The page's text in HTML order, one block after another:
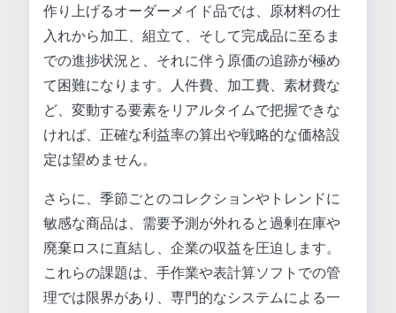
作り上げるオーダーメイド品では、原材料の仕
入れから加工、組立て、そして完成品に至るま
での進捗状況と、それに伴う原価の追跡が極め
て困難になります。人件費、加工費、素材費な
ど、変動する要素をリアルタイムで把握できな
ければ、正確な利益率の算出や戦略的な価格設
定は望めません。
さらに、季節ごとのコレクションやトレンドに
敏感な商品は、需要予測が外れると過剰在庫や
廃棄ロスに直結し、企業の収益を圧迫します。
これらの課題は、手作業や表計算ソフトでの管
理では限界があり、専門的なシステムによる一